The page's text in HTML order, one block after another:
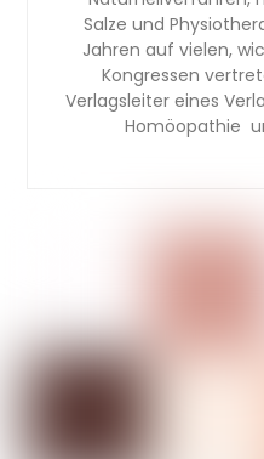
Salze und
Jahren auf vielen,
Kongressen
Verlagsleiter eines
Homöopathie